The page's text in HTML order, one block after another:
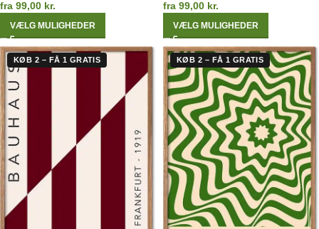
fra 99,00 kr.
VÆLG MULIGHEDER
fra 99,00 kr.
VÆLG MULIGHEDER
KØB 2 – FÅ 1 GRATIS KØB 2 – FÅ 1 GRATIS